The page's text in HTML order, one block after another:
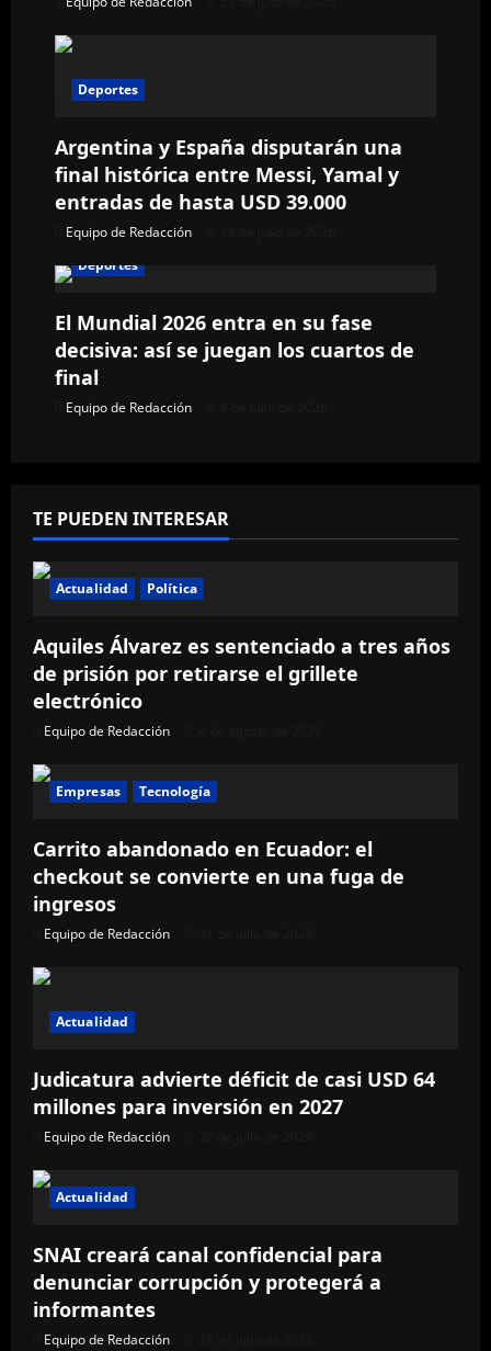
d
e
e
n
t
r
a
d
a
Deportes
Argentina y España disputarán una
final histórica entre Messi, Yamal y
entradas de hasta USD 39.000
Equipo de Redacción
Deportes
El Mundial 2026 entra en su fase
decisiva: así se juegan los cuartos de
final
Equipo de Redacción
TE PUEDEN INTERESAR
Actualidad Política
Aquiles Álvarez es sentenciado a tres años
de prisión por retirarse el grillete
electrónico
Equipo de Redacción
Empresas Tecnología
Carrito abandonado en Ecuador: el
checkout se convierte en una fuga de
ingresos
Equipo de Redacción
Actualidad
Judicatura advierte déficit de casi USD 64
millones para inversión en 2027
Equipo de Redacción
Actualidad
SNAI creará canal confidencial para
denunciar corrupción y protegerá a
informantes
Equipo de Redacción